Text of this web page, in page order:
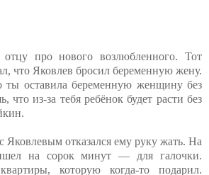
отцу про нового возлюбленного. Тот
что Яковлев бросил беременную жену.
ты оставила беременную женщину без
из-за тебя ребёнок будет расти без
Яковлевым отказался ему руку жать. На
на сорок минут — для галочки.
которую когда-то подарил.